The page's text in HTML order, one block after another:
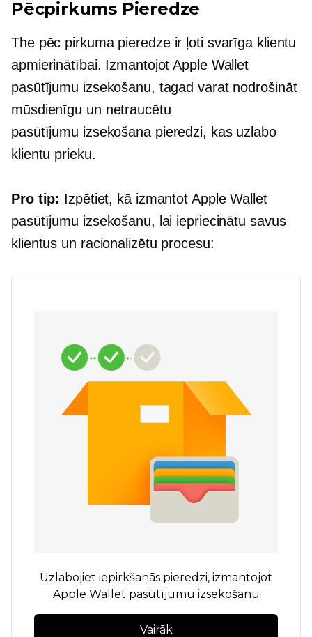
Pēcpirkums Pieredze
The pēc pirkumapieredze ir ļoti svarīga klientu
apmierinātībai. Izmantojot Apple Wallet
pasūtījumu izsekošanu, tagad varat nodrošināt
mūsdienīgu un netraucētu
pasūtījumu izsekošanapieredzi, kas uzlabo
klientu prieku.
Pro tip: Izpētiet, kā izmantot Apple Wallet
pasūtījumu izsekošanu, lai iepriecinātu savus
klientus un racionalizētu procesu:
Uzlabojiet iepirkšanās pieredzi, izmantojot
Apple Wallet pasūtījumu izsekošanu
Vairāk